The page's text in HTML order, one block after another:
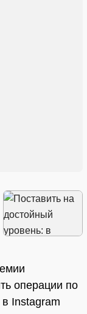
операции по
Instagram